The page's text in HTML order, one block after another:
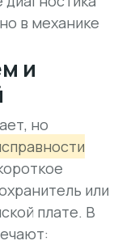
в механике
и
но
или
плате. В